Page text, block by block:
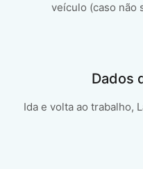
veículo (caso não
Dados
Ida e volta ao trabalho,